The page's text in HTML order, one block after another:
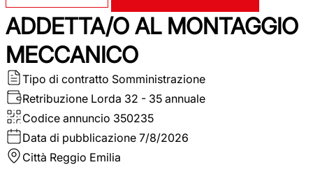
ADDETTA/O AL MONTAGGIO
MECCANICO
Tipo di contratto Somministrazione
Retribuzione Lorda 32 - 35 annuale
Codice annuncio 350235
Data di pubblicazione 7/8/2026
Città Reggio Emilia